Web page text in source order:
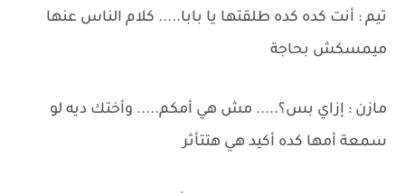
تيم : أنت كده كده طلقتها يا بابا..... كلام الناس عنها
ميمسكش بحاجة
مازن : إزاي بس؟..... مش هي أمكم..... وأختك ديه لو
سمعة أمها كده أكيد هي هتتأثر